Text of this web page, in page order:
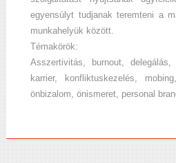
egyensúlyt tudjanak teremteni a
munkahelyük között.
Témakörök:
Asszertivitás, burnout, delegálás,
karrier, konfliktuskezelés,
önbizalom, önismeret, personal